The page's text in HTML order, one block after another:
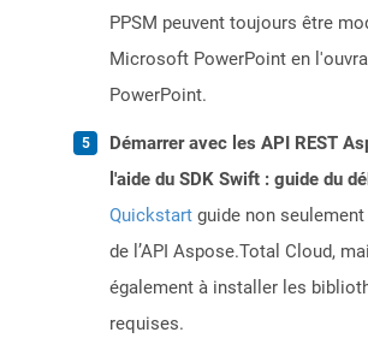
PPSM peuvent toujours être
Microsoft PowerPoint en
PowerPoint.
Démarrer avec les API REST
l'aide du SDK Swift : guide du
Quickstart guide non
de l’API Aspose.Total Cloud,
également à installer les
requises.